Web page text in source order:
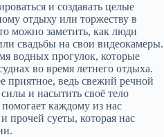
и создавать целые
отдыху или торжеству в
можно заметить, как люди
свадьбы на свои видеокамеры.
водных прогулок, которые
во время летнего отдыха.
приятное, ведь свежий речной
и насытить своё тело
каждому из нас
прочей суеты, которая нас